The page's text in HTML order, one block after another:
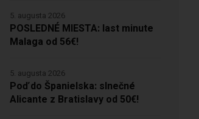
POSLEDNÉ MIESTA: last minute
Malaga od 56€!
5. augusta 2026
Poď do Španielska: slnečné
Alicante z Bratislavy od 50€!
5. augusta 2026